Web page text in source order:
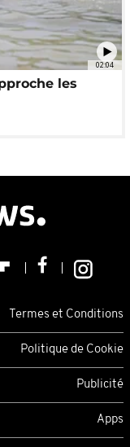
02:04
les
Termes et Conditions
Politique de Cookie
Publicité
Apps